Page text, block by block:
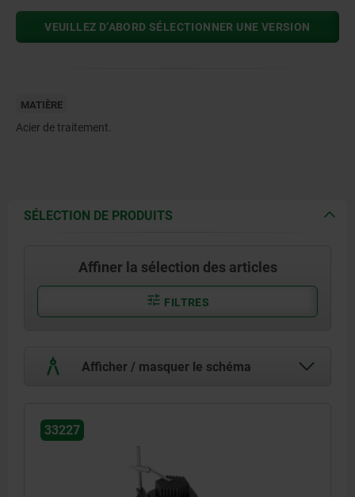
VEUILLEZ D’ABORD SÉLECTIONNER UNE VERSION
MATIÈRE
Acier de traitement.
SÉLECTION DE PRODUITS
Affiner la sélection des articles
FILTRES
Afficher / masquer le schéma
33227